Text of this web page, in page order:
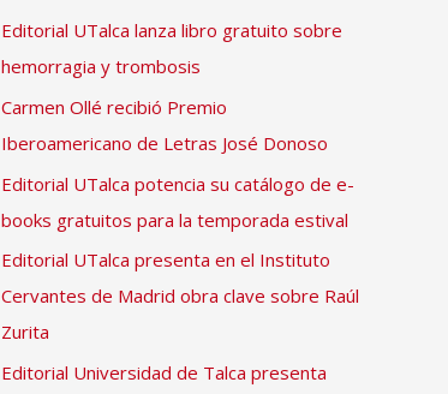
Editorial UTalca lanza libro gratuito sobre
hemorragia y trombosis
Carmen Ollé recibió Premio
Iberoamericano de Letras José Donoso
Editorial UTalca potencia su catálogo de e-
books gratuitos para la temporada estival
Editorial UTalca presenta en el Instituto
Cervantes de Madrid obra clave sobre Raúl
Zurita
Editorial Universidad de Talca presenta